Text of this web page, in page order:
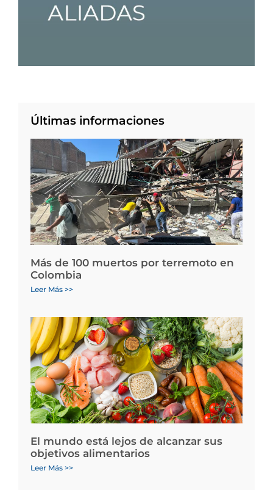
Últimas informaciones
Más de 100 muertos por terremoto en
Colombia
Leer Más >>
El mundo está lejos de alcanzar sus
objetivos alimentarios
Leer Más >>